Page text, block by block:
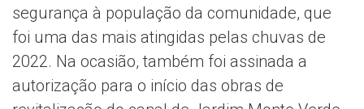
segurança à população da comunidade, que
foi uma das mais atingidas pelas chuvas de
2022. Na ocasião, também foi assinada a
autorização para o início das obras de